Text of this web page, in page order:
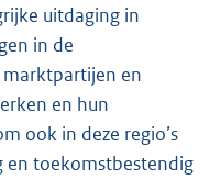
uitdaging in
in de
marktpartijen en
en hun
ook in deze regio’s
toekomstbestendig